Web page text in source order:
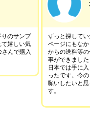
のサンプ
嬉しい気
んで購入
ずっと探して
ページにもな
からの送料等
事ができました
日本では手に
ったです。今
願いしたいと
す。